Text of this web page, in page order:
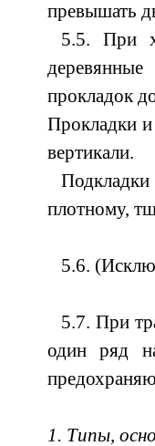
превышать
5.5. При
прокладок
Прокладки и
вертикали.
плотному,
5.6.
5.7. При
один ряд
1. Типы,